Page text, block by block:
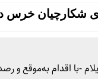
شکارچیان خرس
-با اقدام به‌موقع و